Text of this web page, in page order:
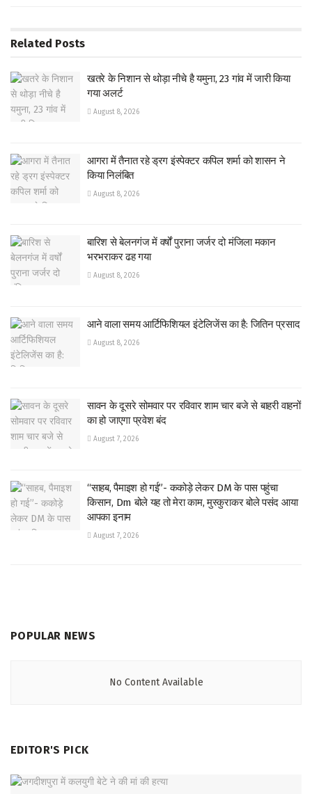
Related Posts
खतरे के निशान से थोड़ा नीचे है यमुना, 23 गांव में जारी किया
गया अलर्ट
August 8, 2026
आगरा में तैनात रहे ड्रग इंस्पेक्टर कपिल शर्मा को शासन ने
किया निलंबित
August 8, 2026
बारिश से बेलनगंज में वर्षों पुराना जर्जर दो मंजिला मकान
भरभराकर ढह गया
August 8, 2026
आने वाला समय आर्टिफिशियल इंटेलिजेंस का है: जितिन प्रसाद
August 8, 2026
सावन के दूसरे सोमवार पर रविवार शाम चार बजे से बाहरी वाहनों
का हो जाएगा प्रवेश बंद
August 7, 2026
“साहब, पैमाइश हो गई”- ककोड़े लेकर DM के पास पहुंचा
किसान, Dm बोले यह तो मेरा काम, मुस्कुराकर बोले पसंद आया
आपका इनाम
August 7, 2026
POPULAR NEWS
No Content Available
EDITOR'S PICK